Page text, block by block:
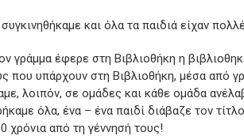
και όλα τα παιδιά είχαν
γράμμα έφερε στη Βιβλιοθήκη η
που υπάρχουν στη Βιβλιοθήκη, μέσα από
λοιπόν, σε ομάδες και κάθε ομάδα
όλα, ένα – ένα παιδί διάβαζε τον
χρόνια από τη γέννησή τους!